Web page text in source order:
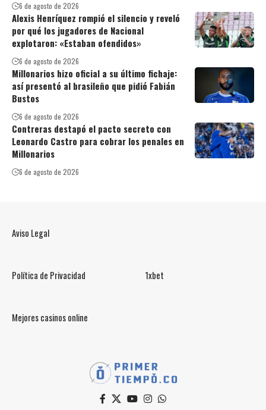
6 de agosto de 2026
Alexis Henríquez rompió el silencio y reveló
por qué los jugadores de Nacional
explotaron: «Estaban ofendidos»
6 de agosto de 2026
Millonarios hizo oficial a su último fichaje:
así presentó al brasileño que pidió Fabián
Bustos
6 de agosto de 2026
Contreras destapó el pacto secreto con
Leonardo Castro para cobrar los penales en
Millonarios
6 de agosto de 2026
Aviso Legal
Política de Privacidad 1xbet
Mejores casinos online